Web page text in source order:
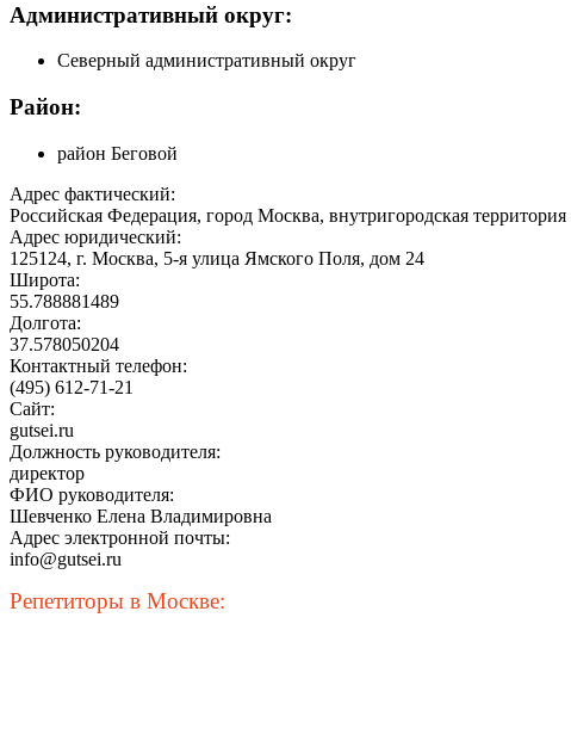
Административный округ:
Северный административный округ
Район:
район Беговой
Адрес фактический:
Российская Федерация, город Москва, внутригородская
Адрес юридический:
125124, г. Москва, 5-я улица Ямского Поля, дом 24
Широта:
55.788881489
Долгота:
37.578050204
Контактный телефон:
(495) 612-71-21
Сайт:
gutsei.ru
Должность руководителя:
директор
ФИО руководителя:
Шевченко Елена Владимировна
Адрес электронной почты:
info@gutsei.ru
Репетиторы в Москве: